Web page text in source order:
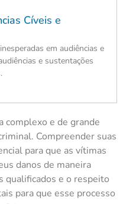
Cíveis e
em audiências e
e sustentações
complexo e de grande
Compreender suas
para que as vítimas
danos de maneira
qualificados e o respeito
para que esse processo